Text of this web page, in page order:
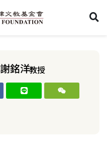
謝銘洋教授